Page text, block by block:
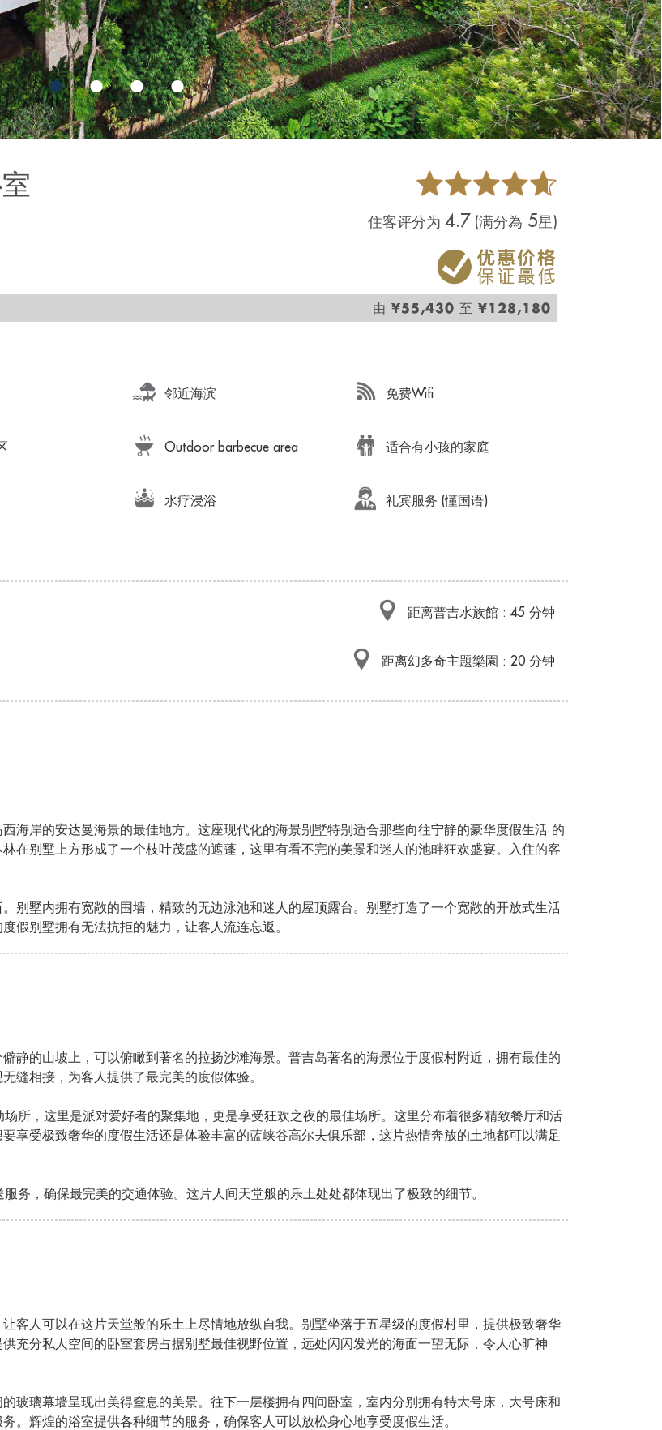
住客评分为4.7 (满分為 5星)
由¥55,430 至¥128,180
邻近海滨 免费Wifi
Outdoor barbecue area 适合有小孩的家庭
水疗浸浴 礼宾服务 (懂国语)
距离普吉水族館 : 45 分钟
距离幻多奇主題樂園 : 20 分钟
海岸的安达曼海景的最佳地方。这座现代化的海景别墅特别适合那些向往宁静的豪华度假生活 的
在别墅上方形成了一个枝叶茂盛的遮蓬，这里有看不完的美景和迷人的池畔狂欢盛宴。入住的客
别墅内拥有宽敞的围墙，精致的无边泳池和迷人的屋顶露台。别墅打造了一个宽敞的开放式生活
假别墅拥有无法抗拒的魅力，让客人流连忘返。
静的山坡上，可以俯瞰到著名的拉扬沙滩海景。普吉岛著名的海景位于度假村附近，拥有最佳的
缝相接，为客人提供了最完美的度假体验。
所，这里是派对爱好者的聚集地，更是享受狂欢之夜的最佳场所。这里分布着很多精致餐厅和活
享受极致奢华的度假生活还是体验丰富的蓝峡谷高尔夫俱乐部，这片热情奔放的土地都可以满足
务，确保最完美的交通体验。这片人间天堂般的乐土处处都体现出了极致的细节。
客人可以在这片天堂般的乐土上尽情地放纵自我。别墅坐落于五星级的度假村里，提供极致奢华
充分私人空间的卧室套房占据别墅最佳视野位置，远处闪闪发光的海面一望无际，令人心旷神
玻璃幕墙呈现出美得窒息的美景。往下一层楼拥有四间卧室，室内分别拥有特大号床，大号床和
。辉煌的浴室提供各种细节的服务，确保客人可以放松身心地享受度假生活。